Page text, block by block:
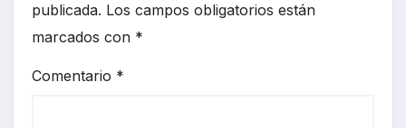
publicada. Los campos obligatorios están
marcados con *
Comentario *